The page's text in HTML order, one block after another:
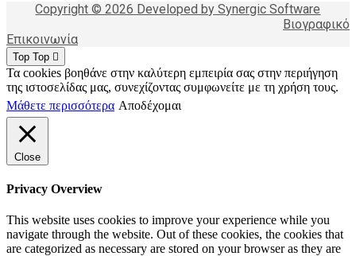
Copyright © 2026 Developed by Synergic Software
Βιογραφικό
Επικοινωνία
Top Top
Τα cookies βοηθάνε στην καλύτερη εμπειρία σας στην περιήγηση
της ιστοσελίδας μας, συνεχίζοντας συμφωνείτε με τη χρήση τους.
Μάθετε περισσότερα Αποδέχομαι
Close
Privacy Overview
This website uses cookies to improve your experience while you
navigate through the website. Out of these cookies, the cookies that
are categorized as necessary are stored on your browser as they are